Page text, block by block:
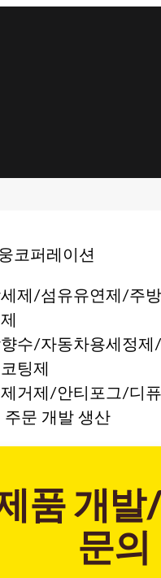
제/섬유유연제/주
수/자동차용세정
팅제
거제/안티포그/디
주문 개발 생산
품 개발
문의